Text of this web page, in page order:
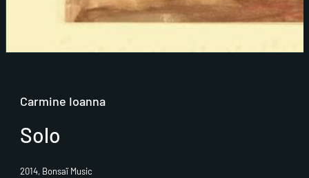
Carmine Ioanna
Solo
2014, Bonsaï Music